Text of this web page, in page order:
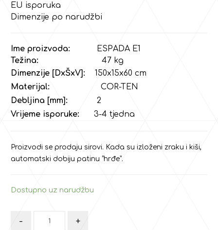
EU isporuka
Dimenzije po narudžbi
Ime proizvoda:
ESPADA E1
Težina:
47 kg
Dimenzije [DxŠxV]: 150x15x60 cm
Materijal:
COR-TEN
Debljina [mm]:
2
Vrijeme isporuke:
3-4 tjedna
Proizvodi se prodaju sirovi. Kada su izloženi zraku i kiši,
automatski dobiju patinu “hrđe”.
Dostupno uz narudžbu
- +